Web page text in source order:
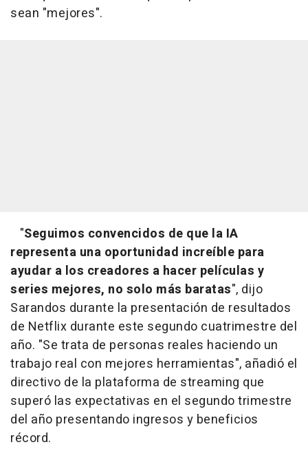
sean "mejores".
"Seguimos convencidos de que la IA
representa una oportunidad increíble para
ayudar a los creadores a hacer películas y
series mejores, no solo más baratas", dijo
Sarandos durante la presentación de resultados
de Netflix durante este segundo cuatrimestre del
año. "Se trata de personas reales haciendo un
trabajo real con mejores herramientas", añadió el
directivo de la plataforma de streaming que
superó las expectativas en el segundo trimestre
del año presentando ingresos y beneficios
récord.